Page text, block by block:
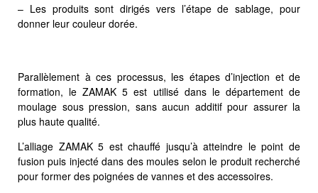
– Les produits sont dirigés vers l’étape de sablage, pour
donner leur couleur dorée.
Parallèlement à ces processus, les étapes d’injection et de
formation, le ZAMAK 5 est utilisé dans le département de
moulage sous pression, sans aucun additif pour assurer la
plus haute qualité.
L’alliage ZAMAK 5 est chauffé jusqu’à atteindre le point de
fusion puis injecté dans des moules selon le produit recherché
pour former des poignées de vannes et des accessoires.